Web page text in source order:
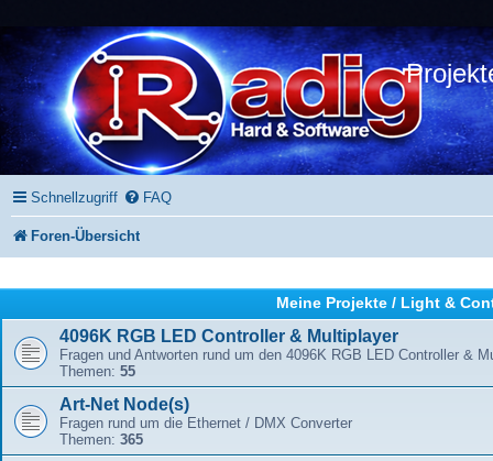
Schnellzugriff FAQ
Foren-Übersicht
Meine Projekte / Light &
4096K RGB LED Controller & Multiplayer
Fragen und Antworten rund um den 4096K RGB LED Controller &
Themen: 55
Art-Net Node(s)
Fragen rund um die Ethernet / DMX Converter
Themen: 365